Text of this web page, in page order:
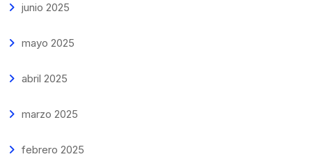
junio 2025
mayo 2025
abril 2025
marzo 2025
febrero 2025